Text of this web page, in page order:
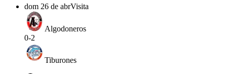
dom 26 de abrVisita
Algodoneros
0-2
Tiburones